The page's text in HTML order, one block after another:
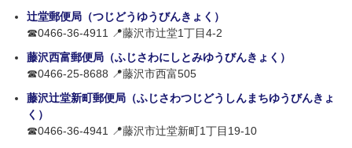
辻堂郵便局（つじどうゆうびんきょく）
☎0466-36-4911 📍藤沢市辻堂1丁目4-2
藤沢西富郵便局（ふじさわにしとみゆうびんきょく）
☎0466-25-8688 📍藤沢市西富505
藤沢辻堂新町郵便局（ふじさわつじどうしんまちゆうびんきょ
く）
☎0466-36-4941 📍藤沢市辻堂新町1丁目19-10